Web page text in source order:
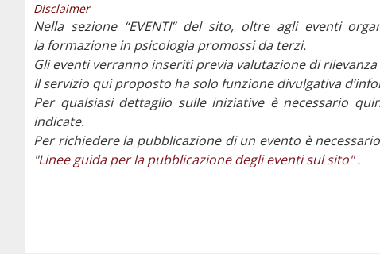
Disclaimer
Nella sezione “EVENTI” del sito, oltre agli eventi
la formazione in psicologia promossi da terzi.
Gli eventi verranno inseriti previa valutazione di
Il servizio qui proposto ha solo funzione divulgativa
Per qualsiasi dettaglio sulle iniziative è necessario
indicate.
Per richiedere la pubblicazione di un evento è
"Linee guida per la pubblicazione degli eventi sul sito".